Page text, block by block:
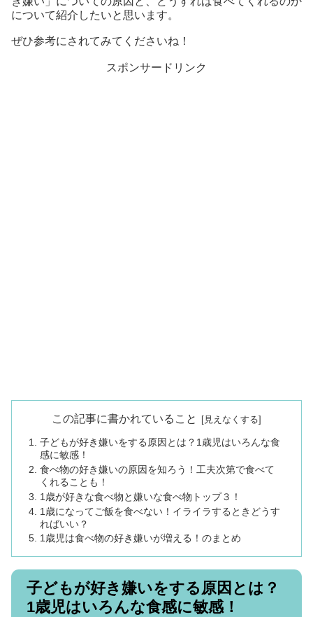
について紹介したいと思います。
ぜひ参考にされてみてくださいね！
スポンサードリンク
この記事に書かれていること
子どもが好き嫌いをする原因とは？1歳児はいろんな食
感に敏感！
食べ物の好き嫌いの原因を知ろう！工夫次第で食べて
くれることも！
1歳が好きな食べ物と嫌いな食べ物トップ３！
1歳になってご飯を食べない！イライラするときどうす
ればいい？
1歳児は食べ物の好き嫌いが増える！のまとめ
子どもが好き嫌いをする原因とは？
1歳児はいろんな食感に敏感！